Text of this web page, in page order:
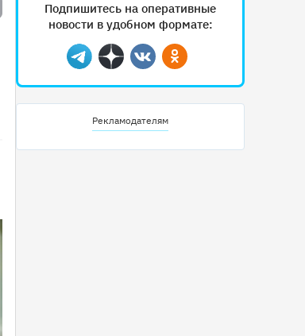
Подпишитесь на оперативные
новости в удобном формате:
Telegram
ДзенВконтактеОдноклассники
Рекламодателям